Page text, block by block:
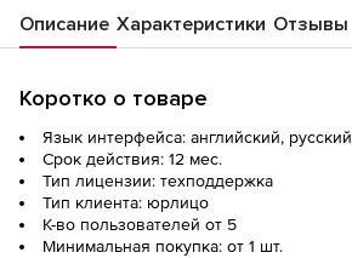
Описание Характеристики Отзывы
Коротко о товаре
Язык интерфейса: английский, русский
Срок действия: 12 мес.
Тип лицензии: техподдержка
Тип клиента: юрлицо
К-во пользователей от 5
Минимальная покупка: от 1 шт.